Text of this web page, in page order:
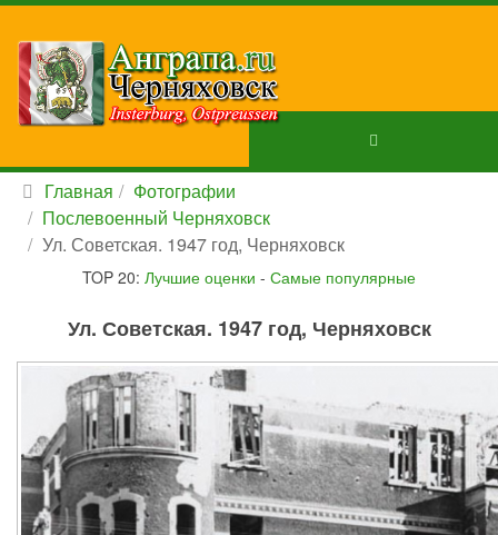
Главная
Фотографии
Послевоенный Черняховск
Ул. Советская. 1947 год, Черняховск
TOP 20: Лучшие оценки - Самые популярные
Ул. Советская. 1947 год, Черняховск